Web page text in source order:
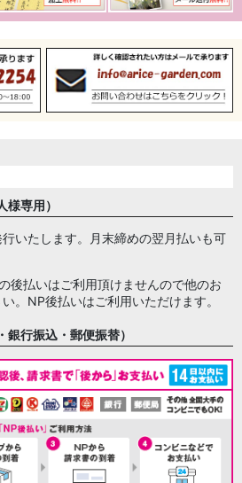
専用）
いたします。月末締めの翌月払いも可
後払いはご利用頂けませんので他のお
。NP後払いはご利用いただけます。
行振込・郵便振替）